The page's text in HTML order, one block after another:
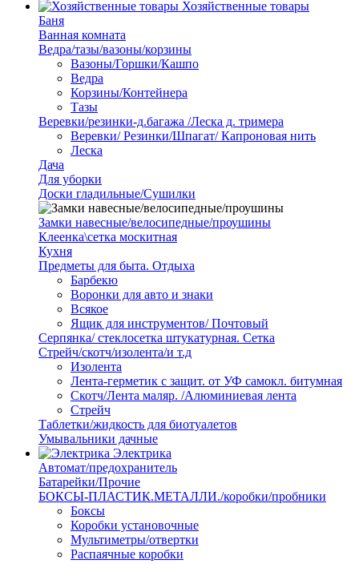
Хозяйственные товары
Баня
Ванная комната
Ведра/тазы/вазоны/корзины
Вазоны/Горшки/Кашпо
Ведра
Корзины/Контейнера
Тазы
Веревки/резинки-д.багажа /Леска д. тримера
Веревки/ Резинки/Шпагат/ Капроновая нить
Леска
Дача
Для уборки
Доски гладильные/Сушилки
Замки навесные/велосипедные/проушины
Клеенка\сетка москитная
Кухня
Предметы для быта. Отдыха
Барбекю
Воронки для авто и знаки
Всякое
Ящик для инструментов/ Почтовый
Серпянка/ стеклосетка штукатурная. Сетка
Стрейч/скотч/изолента/и т.д
Изолента
Лента-герметик с защит. от УФ самокл. битумная
Скотч/Лента маляр. /Алюминиевая лента
Стрейч
Таблетки/жидкость для биотуалетов
Умывальники дачные
Электрика
Автомат/предохранитель
Батарейки/Прочие
БОКСЫ-ПЛАСТИК.МЕТАЛЛИ./коробки/пробники
Боксы
Коробки установочные
Мультиметры/отвертки
Распаячные коробки